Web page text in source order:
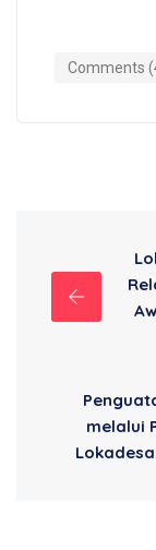
Comments
melalui